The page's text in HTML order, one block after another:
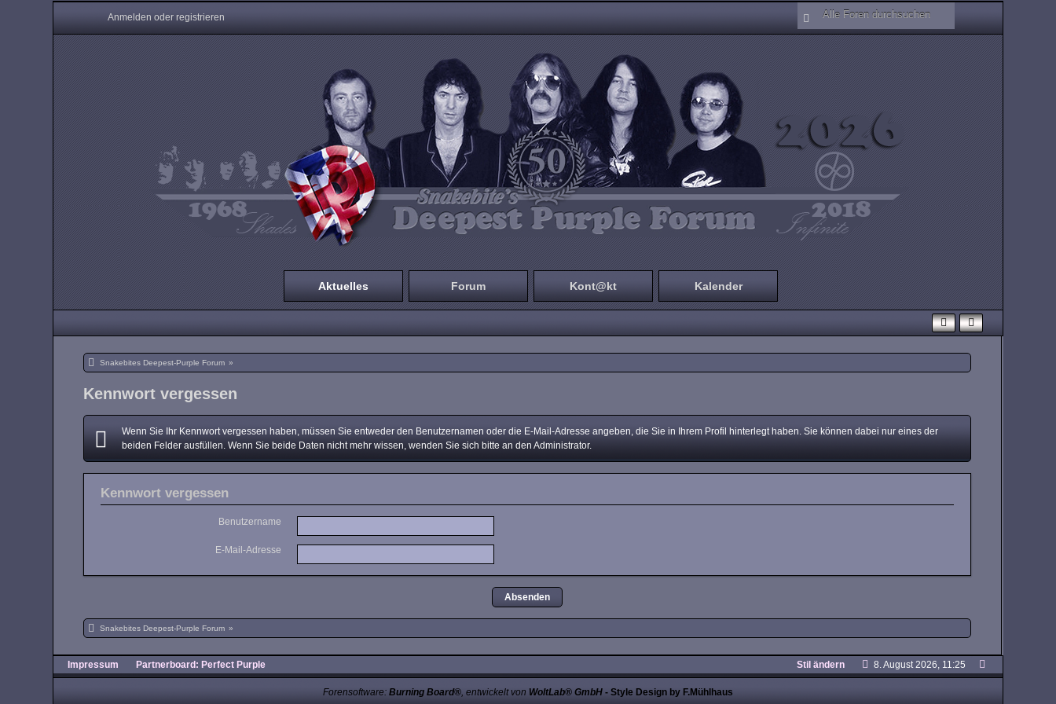
Anmelden oder registrieren
Aktuelles Forum Kont@kt Kalender
Snakebites Deepest-Purple Forum »
Kennwort vergessen
Wenn Sie Ihr Kennwort vergessen haben, müssen Sie entweder den Benutzernamen oder die E-Mail-Adresse angeben, die Sie in Ihrem Profil hinterlegt haben. Sie können dabei nur eines der
beiden Felder ausfüllen. Wenn Sie beide Daten nicht mehr wissen, wenden Sie sich bitte an den Administrator.
Kennwort vergessen
Benutzername
E-Mail-Adresse
Snakebites Deepest-Purple Forum »
Impressum Partnerboard: Perfect Purple 8. August 2026, 11:25
Stil ändern
Forensoftware: Burning Board®, entwickelt von WoltLab® GmbH